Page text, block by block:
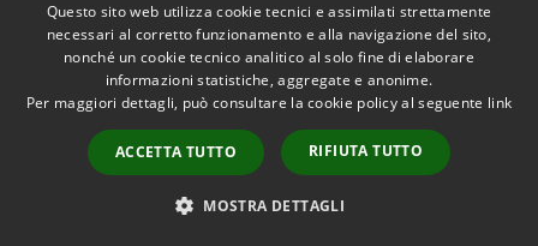
Leggi le FAQ
Richiesta assistenza
Amministrazione trasparente
Questo sito web utilizza cookie tecnici e assimilati strettamente
necessari al corretto funzionamento e alla navigazione del sito,
nonché un cookie tecnico analitico al solo fine di elaborare
informazioni statistiche, aggregate e anonime.
Per maggiori dettagli, può consultare la cookie policy al seguente link
ACCETTA TUTTO RIFIUTA TUTTO
MOSTRA DETTAGLI